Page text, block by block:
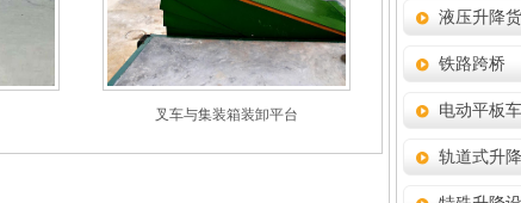
叉车与集装箱装卸平台
液压升降
铁路跨桥
电动平板车
轨道式升